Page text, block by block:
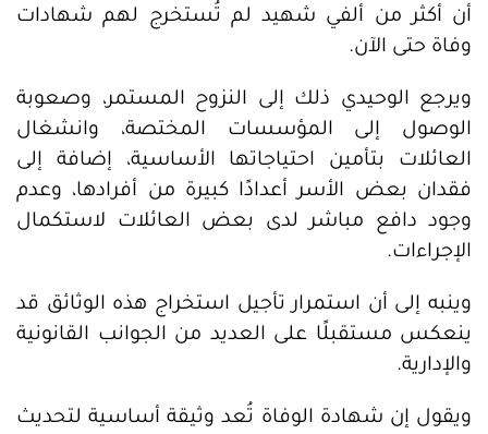
أن أكثر من ألفي شهيد لم تُستخرج لهم شهادات
وفاة حتى الآن.
ويرجع الوحيدي ذلك إلى النزوح المستمر، وصعوبة
الوصول إلى المؤسسات المختصة، وانشغال
العائلات بتأمين احتياجاتها الأساسية، إضافة إلى
فقدان بعض الأسر أعدادًا كبيرة من أفرادها، وعدم
وجود دافع مباشر لدى بعض العائلات لاستكمال
الإجراءات.
وينبه إلى أن استمرار تأجيل استخراج هذه الوثائق قد
ينعكس مستقبلًا على العديد من الجوانب القانونية
والإدارية.
ويقول إن شهادة الوفاة تُعد وثيقة أساسية لتحديث